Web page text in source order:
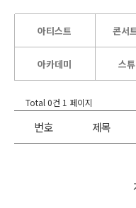
아티스트 콘서
아카데미 스
Total 0건 1 페이지
번호 제목